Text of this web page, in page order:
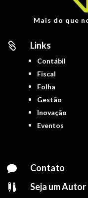
Mais do que
 Links
Contábil
Fiscal
Folha
Gestão
Inovação
Eventos
 Contato
 Seja um Autor